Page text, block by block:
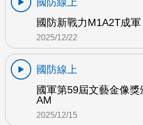
國防新戰力M1A2T成
2025/12/22
國防線上
國軍第59屆文藝金像獎
AM
2025/12/15